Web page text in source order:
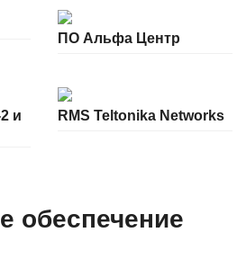
ПО Альфа Центр
и
RMS Teltonika Networks
обеспечение